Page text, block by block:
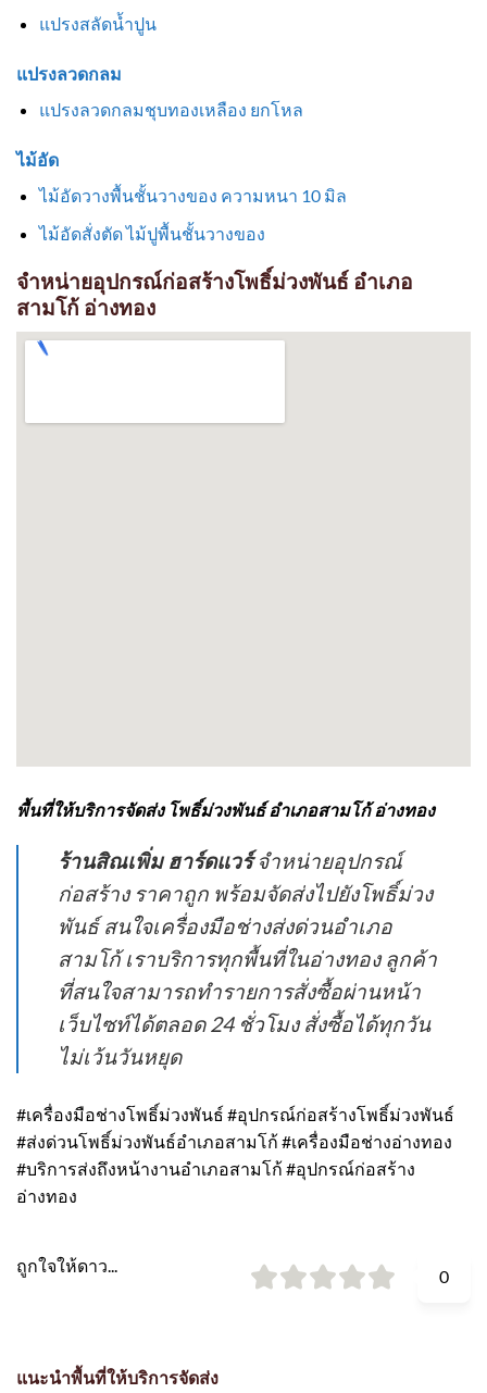
แปรงสลัดน้ำปูน
แปรงลวดกลม
แปรงลวดกลมชุบทองเหลือง ยกโหล
ไม้อัด
ไม้อัดวางพื้นชั้นวางของ ความหนา 10 มิล
ไม้อัดสั่งตัด ไม้ปูพื้นชั้นวางของ
จำหน่ายอุปกรณ์ก่อสร้างโพธิ์ม่วงพันธ์ อำเภอ
สามโก้ อ่างทอง
พื้นที่ให้บริการจัดส่ง โพธิ์ม่วงพันธ์ อำเภอสามโก้ อ่างทอง
ร้านสิณเพิ่ม ฮาร์ดแวร์จำหน่ายอุปกรณ์
ก่อสร้าง ราคาถูก พร้อมจัดส่งไปยังโพธิ์ม่วง
พันธ์ สนใจเครื่องมือช่างส่งด่วนอำเภอ
สามโก้ เราบริการทุกพื้นที่ในอ่างทอง ลูกค้า
ที่สนใจสามารถทำรายการสั่งซื้อผ่านหน้า
เว็บไซท์ได้ตลอด 24 ชั่วโมง สั่งซื้อได้ทุกวัน
ไม่เว้นวันหยุด
#เครื่องมือช่างโพธิ์ม่วงพันธ์ #อุปกรณ์ก่อสร้างโพธิ์ม่วงพันธ์
#ส่งด่วนโพธิ์ม่วงพันธ์อำเภอสามโก้ #เครื่องมือช่างอ่างทอง
#บริการส่งถึงหน้างานอำเภอสามโก้ #อุปกรณ์ก่อสร้าง
อ่างทอง
ถูกใจให้ดาว...
0
แนะนำพื้นที่ให้บริการจัดส่ง